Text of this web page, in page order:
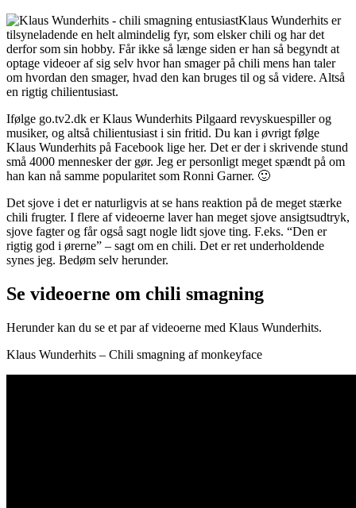
Klaus Wunderhits er
tilsyneladende en helt almindelig fyr, som elsker chili og har det
derfor som sin hobby. Får ikke så længe siden er han så begyndt at
optage videoer af sig selv hvor han smager på chili mens han taler
om hvordan den smager, hvad den kan bruges til og så videre. Altså
en rigtig chilientusiast.
Ifølge go.tv2.dk er Klaus Wunderhits Pilgaard revyskuespiller og
musiker, og altså chilientusiast i sin fritid. Du kan i øvrigt følge
Klaus Wunderhits på Facebook lige her. Det er der i skrivende stund
små 4000 mennesker der gør. Jeg er personligt meget spændt på om
han kan nå samme popularitet som Ronni Garner. 🙂
Det sjove i det er naturligvis at se hans reaktion på de meget stærke
chili frugter. I flere af videoerne laver han meget sjove ansigtsudtryk,
sjove fagter og får også sagt nogle lidt sjove ting. F.eks. “Den er
rigtig god i ørerne” – sagt om en chili. Det er ret underholdende
synes jeg. Bedøm selv herunder.
Se videoerne om chili smagning
Herunder kan du se et par af videoerne med Klaus Wunderhits.
Klaus Wunderhits – Chili smagning af monkeyface